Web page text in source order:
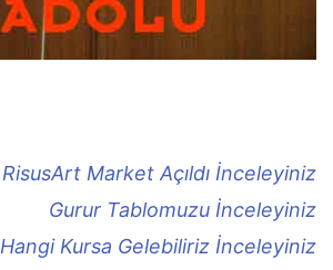
RisusArt Market Açıldı İnceleyiniz
Gurur Tablomuzu İnceleyiniz
Hangi Kursa Gelebiliriz İnceleyiniz